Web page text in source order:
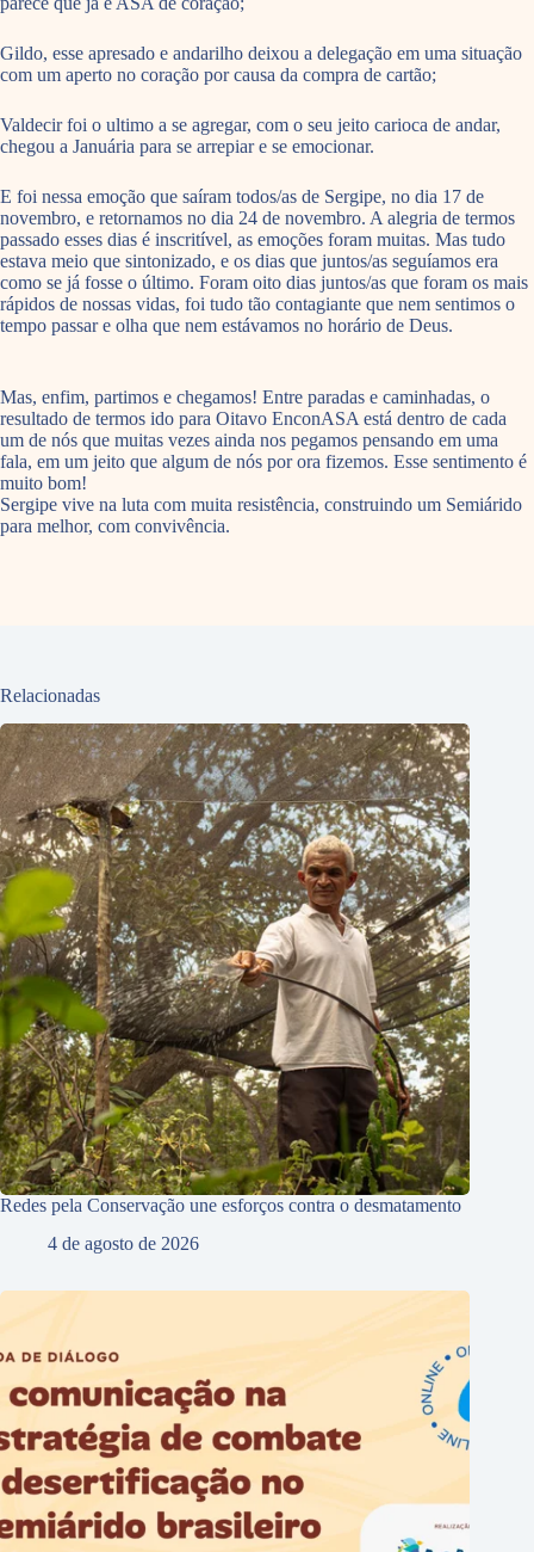
Gildo, esse apresado e andarilho deixou a delegação em uma situação
com um aperto no coração por causa da compra de cartão;
Valdecir foi o ultimo a se agregar, com o seu jeito carioca de andar,
chegou a Januária para se arrepiar e se emocionar.
E foi nessa emoção que saíram todos/as de Sergipe, no dia 17 de
novembro, e retornamos no dia 24 de novembro. A alegria de termos
passado esses dias é inscritível, as emoções foram muitas. Mas tudo
estava meio que sintonizado, e os dias que juntos/as seguíamos era
como se já fosse o último. Foram oito dias juntos/as que foram os mais
rápidos de nossas vidas, foi tudo tão contagiante que nem sentimos o
tempo passar e olha que nem estávamos no horário de Deus.
Mas, enfim, partimos e chegamos! Entre paradas e caminhadas, o
resultado de termos ido para Oitavo EnconASA está dentro de cada
um de nós que muitas vezes ainda nos pegamos pensando em uma
fala, em um jeito que algum de nós por ora fizemos. Esse sentimento é
muito bom!
Sergipe vive na luta com muita resistência, construindo um Semiárido
para melhor, com convivência.
Relacionadas
Redes pela Conservação une esforços contra o desmatamento
4 de agosto de 2026